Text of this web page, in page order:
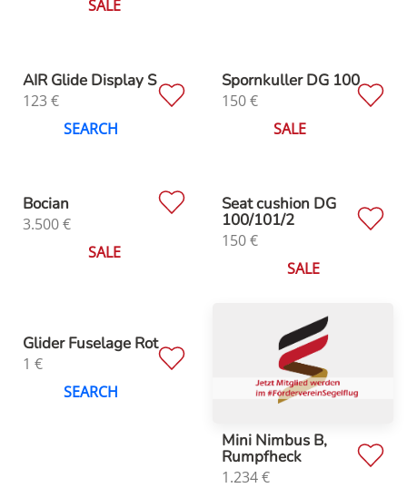
SALE
AIR Glide Display S
123 €
SEARCH
Spornkuller DG 100
150€
SALE
Bocian
3.500€
SALE
Seat cushion DG
100/101/2
150€
SALE
Glider Fuselage Rot
1 €
SEARCH
Mini Nimbus B,
Rumpfheck
1.234€